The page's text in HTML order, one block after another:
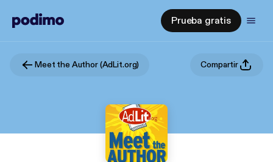
Prueba gratis
Meet the Author (AdLit.org) Compartir